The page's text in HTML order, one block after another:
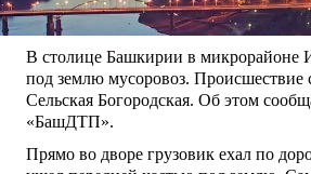
В столице Башкирии в микрорайоне
под землю мусоровоз. Происшествие
Сельская Богородская. Об этом
«БашДТП».
Прямо во дворе грузовик ехал по